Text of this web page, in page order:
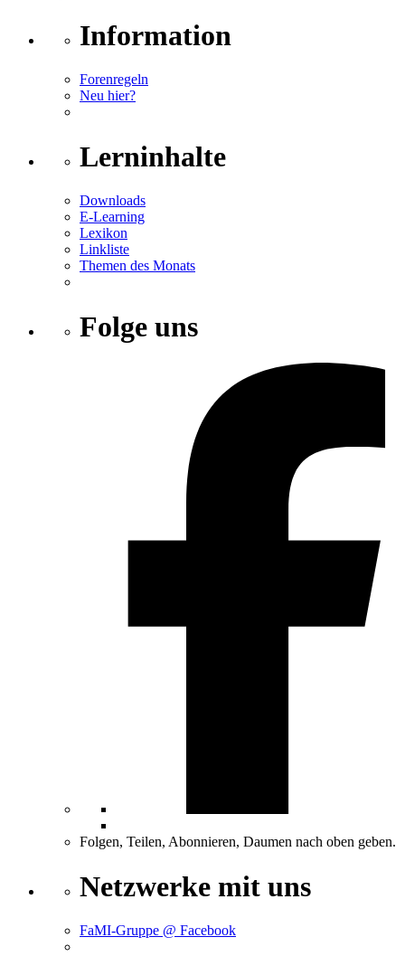
Information
Forenregeln
Neu hier?
Lerninhalte
Downloads
E-Learning
Lexikon
Linkliste
Themen des Monats
Folge uns
Folgen, Teilen, Abonnieren, Daumen nach oben geben.
Netzwerke mit uns
FaMI-Gruppe @ Facebook